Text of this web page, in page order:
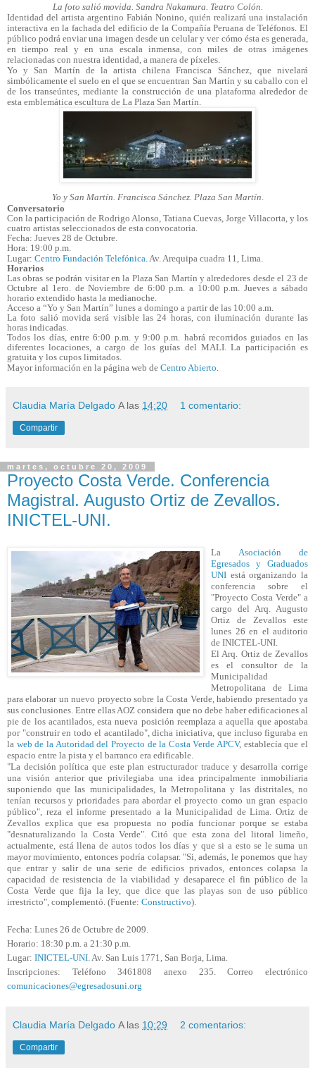
La foto salió movida. Sandra Nakamura. Teatro Colón.
Identidad del artista argentino Fabián Nonino, quién realizará una instalación
interactiva en la fachada del edificio de la Compañía Peruana de Teléfonos. El
público podrá enviar una imagen desde un celular y ver cómo ésta es generada,
en tiempo real y en una escala inmensa, con miles de otras imágenes
relacionadas con nuestra identidad, a manera de píxeles.
Yo y San Martín de la artista chilena Francisca Sánchez, que nivelará
simbólicamente el suelo en el que se encuentran San Martín y su caballo con el
de los transeúntes, mediante la construcción de una plataforma alrededor de
esta emblemática escultura de La Plaza San Martín.
Yo y San Martín. Francisca Sánchez. Plaza San Martín
Conversatorio
Con la participación de Rodrigo Alonso, Tatiana Cuevas, Jorge Villacorta, y los
cuatro artistas seleccionados de esta convocatoria.
Fecha: Jueves 28 de Octubre.
Hora: 19:00 p.m.
Lugar: Centro Fundación Telefónica . Av. Arequipa cuadra 11, Lima.
Horarios
Las obras se podrán visitar en la Plaza San Martín y alrededores desde el 23 de
Octubre al 1ero. de Noviembre de 6:00 p.m. a 10:00 p.m. Jueves a sábado
horario extendido hasta la medianoche.
Acceso a “Yo y San Martín” lunes a domingo a partir de las 10:00 a.m.
La foto salió movida será visible las 24 horas, con iluminación durante las
horas indicadas.
Todos los días, entre 6:00 p.m. y 9:00 p.m. habrá recorridos guiados en las
diferentes locaciones, a cargo de los guías del MALI. La participación es
gratuita y los cupos limitados.
Mayor información en la página web de Centro Abierto
Claudia María Delgado A las 14:20 1 comentario:
Compartir
martes, octubre 20, 2009
Proyecto Costa Verde. Conferencia
Magistral. Augusto Ortiz de Zevallos.
INICTEL-UNI.
La Asociación de
Egresados y Graduados
UNI está organizando la
conferencia sobre el
"Proyecto Costa Verde" a
cargo del Arq. Augusto
Ortiz de Zevallos este
lunes 26 en el auditorio
de INICTEL-UNI.
El Arq. Ortiz de Zevallos
es el consultor de la
Municipalidad
Metropolitana de Lima
para elaborar un nuevo proyecto sobre la Costa Verde, habiendo presentado ya
sus conclusiones.Entre ellas AOZ considera que no debe haber edificaciones al
pie de los acantilados, esta nueva posición reemplaza a aquella que apostaba
por "construir en todo el acantilado", dicha iniciativa, que incluso figuraba en
la web de la Autoridad del Proyecto de la Costa Verde APCV, establecía que el
espacio entre la pista y el barranco era edificable.
"La decisión política que este plan estructurador traduce y desarrolla corrige
una visión anterior que privilegiaba una idea principalmente inmobiliaria
suponiendo que las municipalidades, la Metropolitana y las distritales, no
tenían recursos y prioridades para abordar el proyecto como un gran espacio
público", reza el informe presentado a la Municipalidad de Lima. Ortiz de
Zevallos explica que esa propuesta no podía funcionar porque se estaba
"desnaturalizando la Costa Verde". Citó que esta zona del litoral limeño,
actualmente, está llena de autos todos los días y que si a esto se le suma un
mayor movimiento, entonces podría colapsar. "Si, además, le ponemos que hay
que entrar y salir de una serie de edificios privados, entonces colapsa la
capacidad de resistencia de la viabilidad y desaparece el fin público de la
Costa Verde que fija la ley, que dice que las playas son de uso público
irrestricto", complementó. (Fuente: Constructivo).
Fecha: Lunes 26 de Octubre de 2009.
Horario: 18:30 p.m. a 21:30 p.m.
Lugar: INICTEL-UNI . Av. San Luis 1771, San Borja, Lima.
Inscripciones: Teléfono 3461808 anexo 235. Correo electrónico
comunicaciones@egresadosuni.org
Claudia María Delgado A las 10:29 2 comentarios:
Compartir